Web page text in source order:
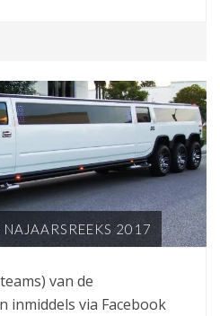
NAJAARSREEKS 2017
van de
inmiddels via Facebook